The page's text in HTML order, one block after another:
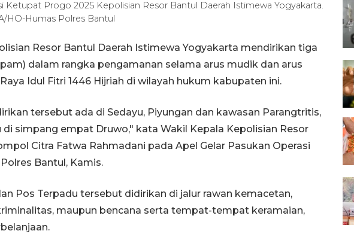
Ketupat Progo 2025 Kepolisian Resor Bantul Daerah Istimewa Yogyakarta.
HO-Humas Polres Bantul
Resor Bantul Daerah Istimewa Yogyakarta mendirikan tiga
dalam rangka pengamanan selama arus mudik dan arus
Idul Fitri 1446 Hijriah di wilayah hukum kabupaten ini.
tersebut ada di Sedayu, Piyungan dan kawasan Parangtritis,
di simpang empat Druwo," kata Wakil Kepala Kepolisian Resor
Citra Fatwa Rahmadani pada Apel Gelar Pasukan Operasi
Bantul, Kamis.
Pos Terpadu tersebut didirikan di jalur rawan kemacetan,
maupun bencana serta tempat-tempat keramaian,